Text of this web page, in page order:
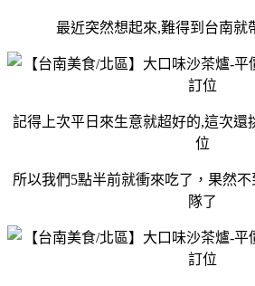
最近突然想起來,難得到台南就
記得上次平日來生意就超好的,這次還
位
所以我們5點半前就衝來吃了，果然
隊了